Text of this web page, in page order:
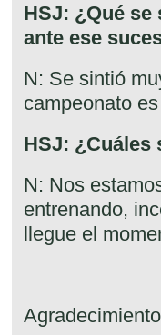
HSJ: ¿Qué
ante ese
N: Se sintió
campeonato
HSJ: ¿Cuáles
N: Nos
entrenando,
llegue el